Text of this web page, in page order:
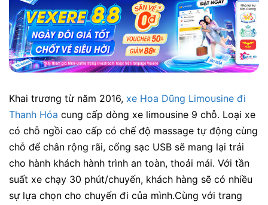
Khai trương từ năm 2016, xe Hoa Dũng Limousine đi
Thanh Hóa cung cấp dòng xe limousine 9 chỗ. Loại xe
có chỗ ngồi cao cấp có chế độ massage tự động cùng
chỗ để chân rộng rãi, cổng sạc USB sẽ mang lại trải
cho hành khách hành trình an toàn, thoải mái. Với tần
suất xe chạy 30 phút/chuyến, khách hàng sẽ có nhiều
sự lựa chọn cho chuyến đi của mình.Cùng với trang